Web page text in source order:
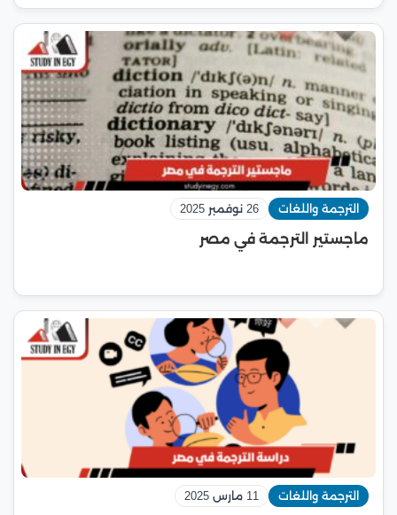
الترجمة واللغات 26 نوفمبر 2025
ماجستير الترجمة في مصر
الترجمة واللغات 11 مارس 2025